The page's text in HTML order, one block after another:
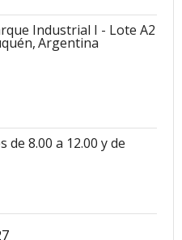
Industrial I - Lote A2
Argentina
8.00 a 12.00 y de